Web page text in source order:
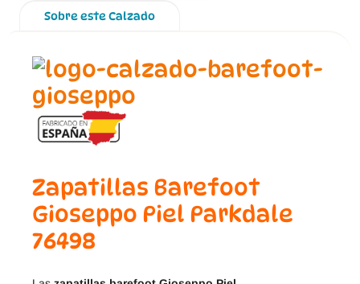
Sobre este Calzado
Zapatillas Barefoot
Gioseppo Piel Parkdale
76498